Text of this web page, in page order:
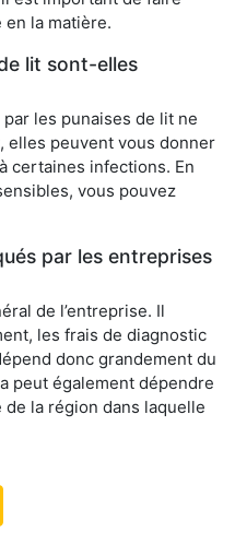
la matière.
lit sont-elles
les punaises de lit ne
elles peuvent vous donner
certaines infections. En
vous pouvez
par les entreprises
de l’entreprise. Il
les frais de diagnostic
donc grandement du
peut également dépendre
la région dans laquelle